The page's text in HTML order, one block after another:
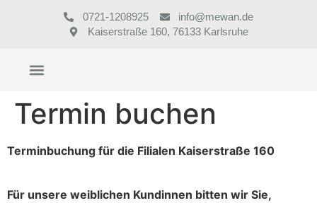
0721-1208925
info@mewan.de
Kaiserstraße 160, 76133 Karlsruhe
Termin buchen
Terminbuchung für die Filialen Kaiserstraße 160
Für unsere weiblichen Kundinnen bitten wir Sie,